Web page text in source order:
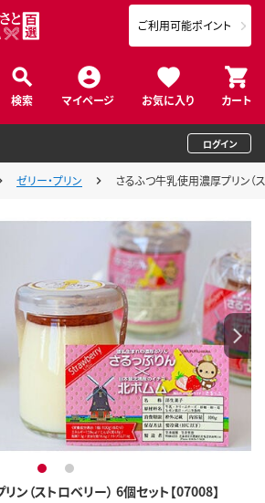
検索 マイページ お気に入り カート
ご利用可能ポイント
ログイン
ゼリー・プリン さるふつ牛乳使用濃厚プリン（
ン（ストロベリー） 6個セット【07008】
1 2